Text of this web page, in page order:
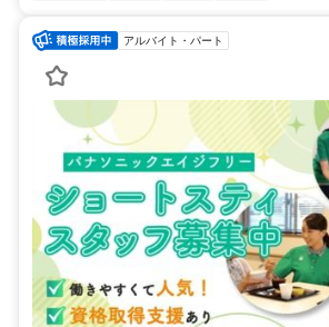
アルバイト・パート